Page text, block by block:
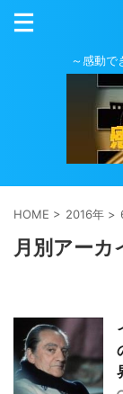
～感動で
HOME > 2016年 >
月別アーカ